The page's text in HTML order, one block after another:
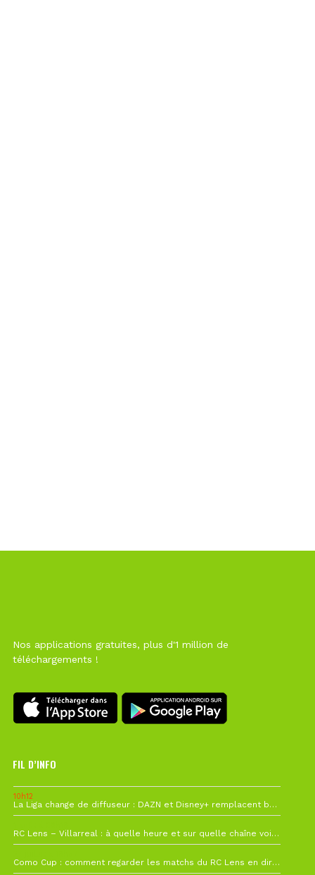
Nos applications gratuites, plus d'1 million de
téléchargements !
FIL D’INFO
10h12
La Liga change de diffuseur : DAZN et Disney+ remplacent beIN Sports !
RC Lens – Villarreal : à quelle heure et sur quelle chaîne voir la finale de la Como Cup ?
Como Cup : comment regarder les matchs du RC Lens en direct ?